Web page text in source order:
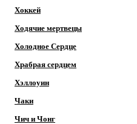
Хоккей
Ходячие мертвецы
Холодное Сердце
Храбрая сердцем
Хэллоуин
Чаки
Чич и Чонг